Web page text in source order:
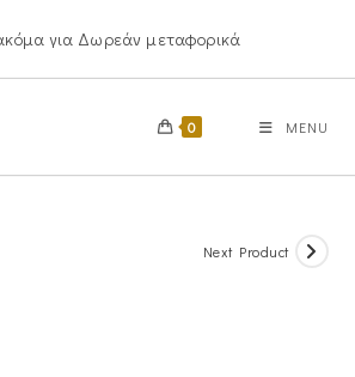
για Δωρεάν μεταφορικά
0 MENU
Next Product